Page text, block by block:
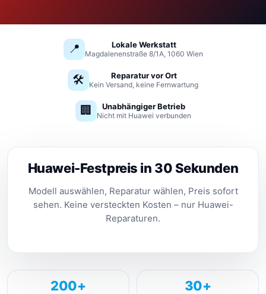
📍 Lokale Werkstatt
Magdalenenstraße 8/1A, 1060 Wien
🛠️ Reparatur vor Ort
Kein Versand, keine Fernwartung
🏢 Unabhängiger Betrieb
Nicht mit Huawei verbunden
Huawei-Festpreis in 30 Sekunden
Modell auswählen, Reparatur wählen, Preis sofort
sehen. Keine versteckten Kosten – nur Huawei-
Reparaturen.
200+ 30+